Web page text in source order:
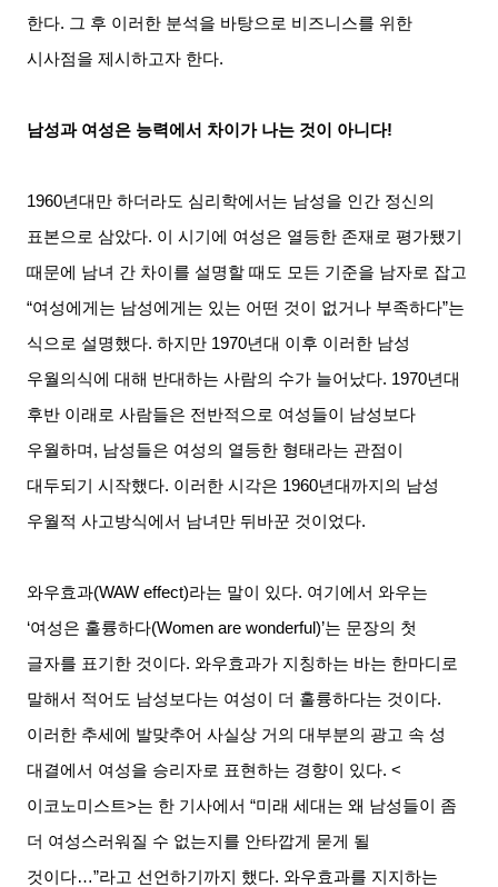
한다. 그 후 이러한 분석을 바탕으로 비즈니스를 위한
시사점을 제시하고자 한다.
남성과 여성은 능력에서 차이가 나는 것이 아니다!
1960년대만 하더라도 심리학에서는 남성을 인간 정신의
표본으로 삼았다. 이 시기에 여성은 열등한 존재로 평가됐기
때문에 남녀 간 차이를 설명할 때도 모든 기준을 남자로 잡고
“여성에게는 남성에게는 있는 어떤 것이 없거나 부족하다”는
식으로 설명했다. 하지만 1970년대 이후 이러한 남성
우월의식에 대해 반대하는 사람의 수가 늘어났다. 1970년대
후반 이래로 사람들은 전반적으로 여성들이 남성보다
우월하며, 남성들은 여성의 열등한 형태라는 관점이
대두되기 시작했다. 이러한 시각은 1960년대까지의 남성
우월적 사고방식에서 남녀만 뒤바꾼 것이었다.
와우효과(WAW effect)라는 말이 있다. 여기에서 와우는
‘여성은 훌륭하다(Women are wonderful)’는 문장의 첫
글자를 표기한 것이다. 와우효과가 지칭하는 바는 한마디로
말해서 적어도 남성보다는 여성이 더 훌륭하다는 것이다.
이러한 추세에 발맞추어 사실상 거의 대부분의 광고 속 성
대결에서 여성을 승리자로 표현하는 경향이 있다. <
이코노미스트>는 한 기사에서 “미래 세대는 왜 남성들이 좀
더 여성스러워질 수 없는지를 안타깝게 묻게 될
것이다…”라고 선언하기까지 했다.와우효과를 지지하는